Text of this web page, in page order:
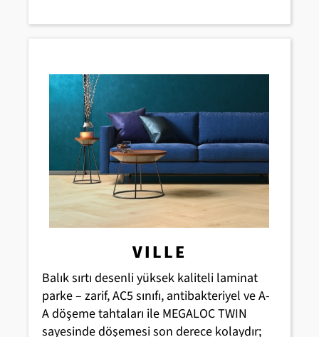
VILLE
Balık sırtı desenli yüksek kaliteli laminat
parke – zarif, AC5 sınıfı, antibakteriyel ve A-
A döşeme tahtaları ile MEGALOC TWIN
sayesinde döşemesi son derece kolaydır;